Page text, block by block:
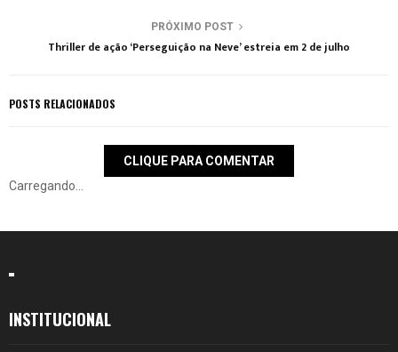
PRÓXIMO POST
Thriller de ação ‘Perseguição na Neve’ estreia em 2 de julho
POSTS RELACIONADOS
CLIQUE PARA COMENTAR
Carregando...
INSTITUCIONAL